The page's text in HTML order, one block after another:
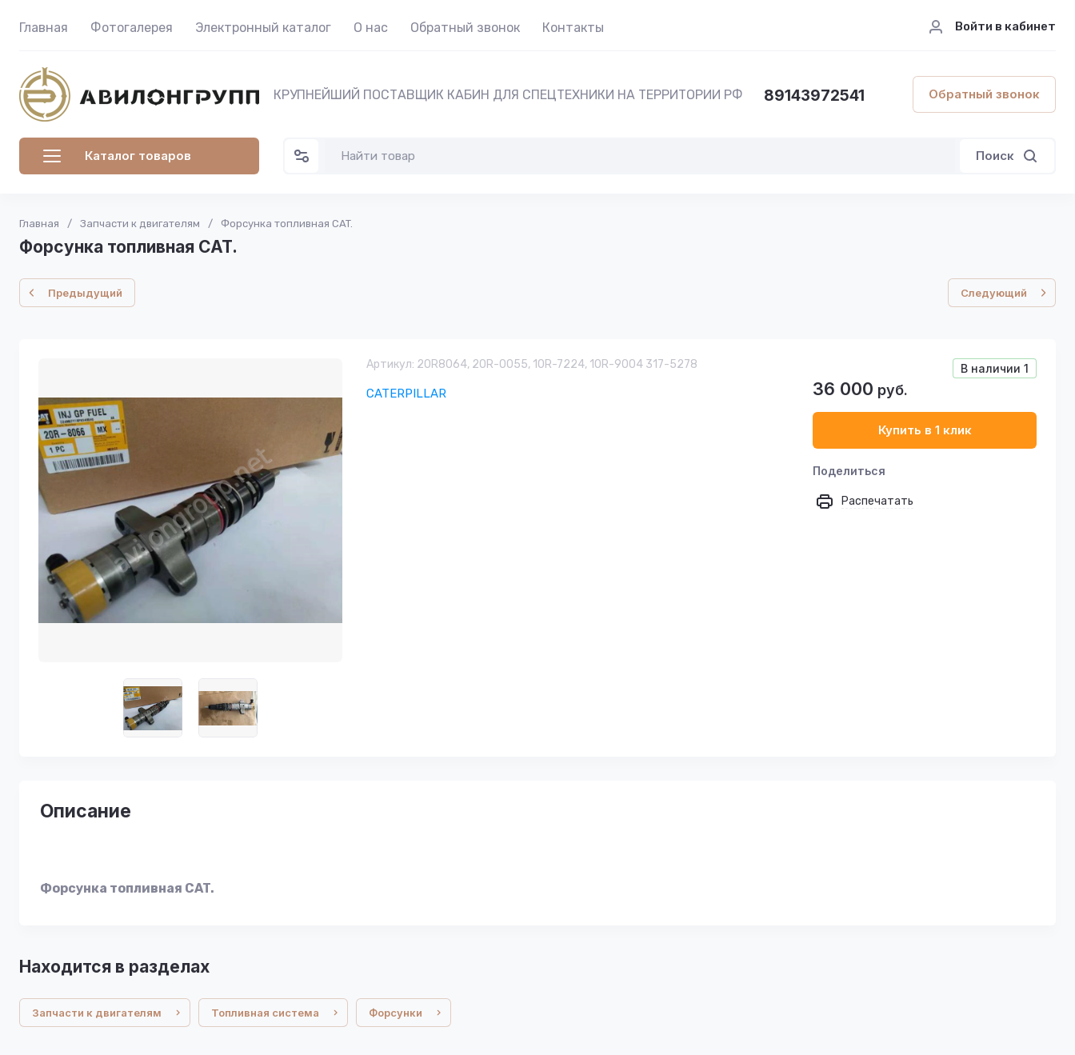
Главная Фотогалерея Электронный каталог О нас Обратный звонок Контакты Войти в кабинет
КРУПНЕЙШИЙ ПОСТАВЩИК КАБИН ДЛЯ СПЕЦТЕХНИКИ НА ТЕРРИТОРИИ РФ 89143972541 Обратный звонок
Каталог товаров Поиск
Главная / Запчасти к двигателям / Форсунка топливная CAT.
Форсунка топливная CAT.
Предыдущий Следующий
Артикул: 20R8064, 20R-0055, 10R-7224, 10R-9004 317-5278
CATERPILLAR
В наличии 1
36 000 руб.
Купить в 1 клик
Поделиться
Распечатать
Описание
Форсунка топливная CAT.
Находится в разделах
Запчасти к двигателям Топливная система Форсунки